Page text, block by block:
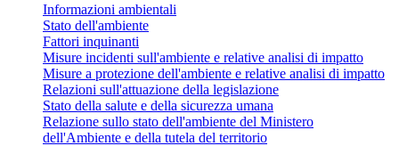
Informazioni ambientali
Stato dell'ambiente
Fattori inquinanti
Misure incidenti sull'ambiente e relative analisi di impatto
Misure a protezione dell'ambiente e relative analisi di impatto
Relazioni sull'attuazione della legislazione
Stato della salute e della sicurezza umana
Relazione sullo stato dell'ambiente del Ministero
dell'Ambiente e della tutela del territorio